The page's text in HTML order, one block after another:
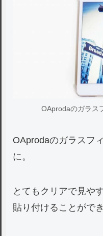
OAprodaのガラス
OAprodaのガラスフ
に。
とてもクリアで見や
貼り付けることがで